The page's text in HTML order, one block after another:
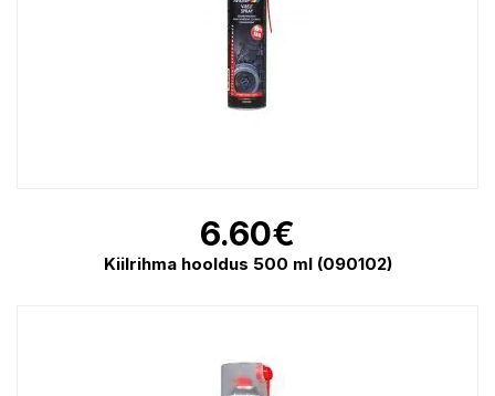
6.60€
Kiilrihma hooldus 500 ml (090102)